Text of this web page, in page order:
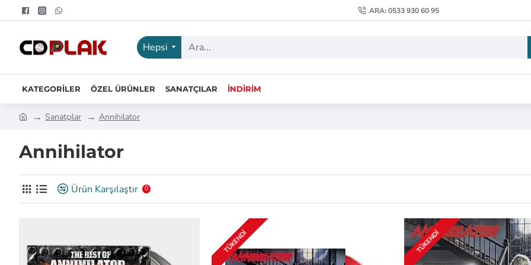
ARA: 0533 930 60 95
Hepsi
KATEGORILER ÖZEL ÜRÜNLER SANATÇILAR İNDIRIM
Sanatçılar Annihilator
Annihilator
Ürün Karşılaştır 0
TÜKENDI TÜKENDI